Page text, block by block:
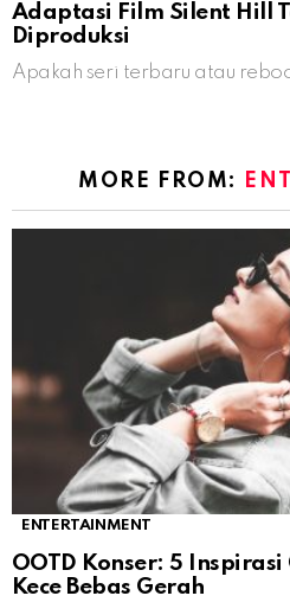
Adaptasi Film Silent Hill
Diproduksi
Apakah seri terbaru atau
MORE FROM:
ENTERTAINMENT
OOTD Konser: 5
Kece Bebas Gerah